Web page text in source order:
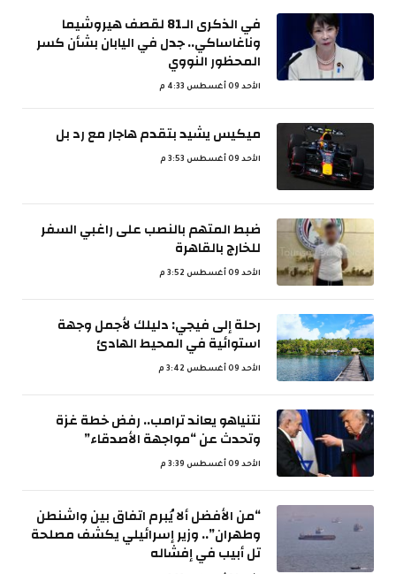
في الذكرى الـ81 لقصف هيروشيما
وناغاساكي.. جدل في اليابان بشأن كسر
المحظور النووي
الأحد 09 أغسطس 4:33 م
ميكيس يشيد بتقدم هاجار مع رد بل
الأحد 09 أغسطس 3:53 م
ضبط المتهم بالنصب على راغبي السفر
للخارج بالقاهرة
الأحد 09 أغسطس 3:52 م
رحلة إلى فيجي: دليلك لأجمل وجهة
استوائية في المحيط الهادئ
الأحد 09 أغسطس 3:42 م
نتنياهو يعاند ترامب.. رفض خطة غزة
وتحدث عن “مواجهة الأصدقاء”
الأحد 09 أغسطس 3:39 م
“من الأفضل ألا يُبرم اتفاق بين واشنطن
وطهران”.. وزير إسرائيلي يكشف مصلحة
تل أبيب في إفشاله